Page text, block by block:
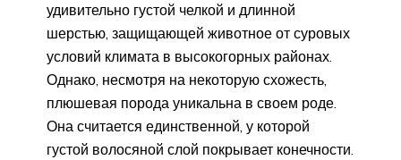
удивительно густой челкой и длинной
шерстью, защищающей животное от суровых
условий климата в высокогорных районах.
Однако, несмотря на некоторую схожесть,
плюшевая порода уникальна в своем роде.
Она считается единственной, у которой
густой волосяной слой покрывает конечности.